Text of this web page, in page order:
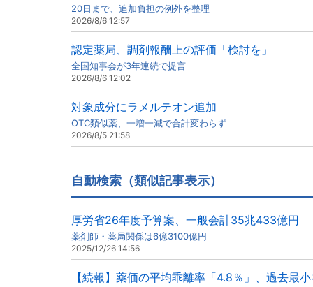
20日まで、追加負担の例外を整理
2026/8/6 12:57
認定薬局、調剤報酬上の評価「検討を」
全国知事会が3年連続で提言
2026/8/6 12:02
対象成分にラメルテオン追加
OTC類似薬、一増一減で合計変わらず
2026/8/5 21:58
自動検索（類似記事表示）
厚労省26年度予算案、一般会計35兆433億円
薬剤師・薬局関係は6億3100億円
2025/12/26 14:56
【続報】薬価の平均乖離率「4.8％」、過去最